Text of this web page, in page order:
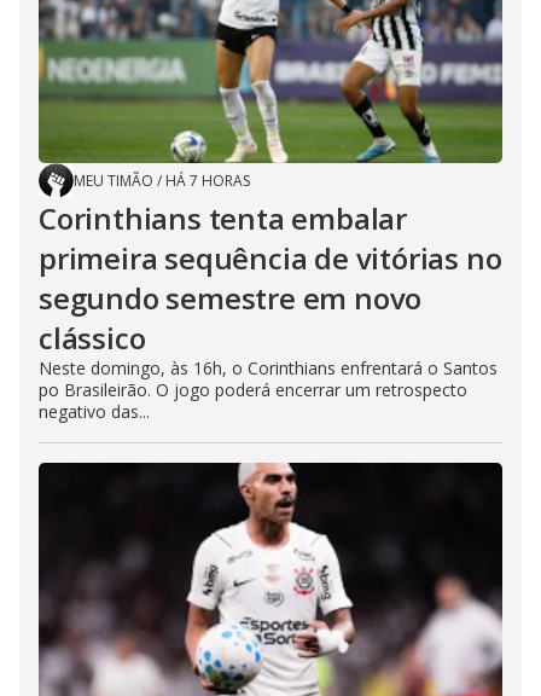
MEU TIMÃO / HÁ 7 HORAS
Corinthians tenta embalar
primeira sequência de vitórias no
segundo semestre em novo
clássico
Neste domingo, às 16h, o Corinthians enfrentará o Santos
po Brasileirão. O jogo poderá encerrar um retrospecto
negativo das...